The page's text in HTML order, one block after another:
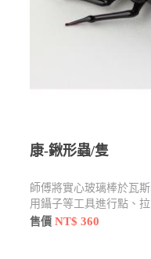
康-鍬形蟲/隻
師傅將實心玻璃棒於瓦
用鑷子等工具進行點、
製作精巧的玻璃藝品。
售價NT$ 360